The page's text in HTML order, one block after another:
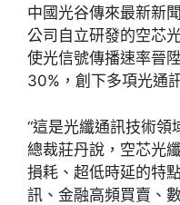
中國光谷傳來最新新
公司自立研發的空芯
使光信號傳播速率晉
30%，創下多項光通
“這是光纖通訊技術領
總裁莊丹說，空芯光
損耗、超低時延的特
訊、金融高頻買賣、